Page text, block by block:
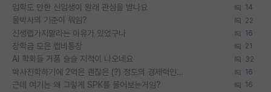
입학도 안한 신입생이 원래 관심을 받나요 14
물박사의 기준이 뭐임? 22
신생랩가지말라는 이유가 있었구나 16
장학금 모은 랩비통장 21
AI 학회들 거품 슬슬 지적이 나오네요 32
박사진학하기에 2억은 괜찮은 (?) 정도의 경제력인가요 16
근데 여기는 왜 그렇게 SPK를 물어보는거임? 16